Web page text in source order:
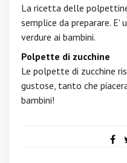
La ricetta delle
semplice da preparare. E'
verdure ai bambini.
Polpette di zucchine
Le polpette di zucchine
gustose, tanto che
bambini!